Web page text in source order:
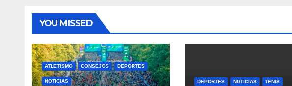
YOU MISSED
ATLETISMO CONSEJOS DEPORTES
NOTICIAS DEPORTES NOTICIAS TENIS